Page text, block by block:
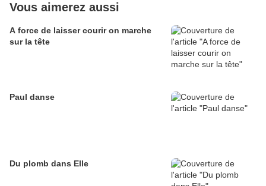
Vous aimerez aussi
A force de laisser courir on marche
sur la tête
Paul danse
Du plomb dans Elle